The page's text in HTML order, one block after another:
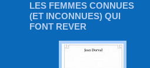
LES FEMMES CONNUES
(ET INCONNUES) QUI
FONT REVER